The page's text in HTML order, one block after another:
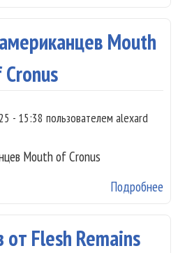
Mouth
- 15:38 пользователем alexard
Подробнее
Flesh Remains